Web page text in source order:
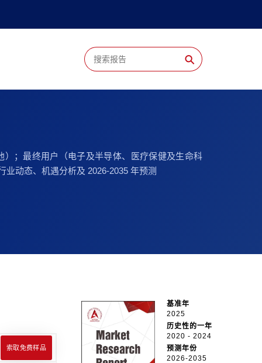
⚲
；最终用户（电子及半导体、医疗保健及生命科
动态、机遇分析及 2026-2035 年预测
索取免费样品
基准年
2025
历史性的一年
2020 - 2024
预测年份
2026-2035